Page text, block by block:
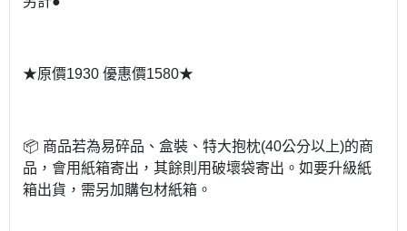
★原價1930 優惠價1580★
📦 商品若為易碎品、盒裝、特大抱枕(40公分以上)的商
品，會用紙箱寄出，其餘則用破壞袋寄出。如要升級紙
箱出貨，需另加購包材紙箱。